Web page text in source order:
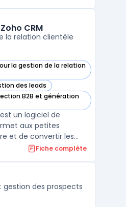
échelle en
CRM
la relation clientèle
la gestion de la relation
dans cette catégorie
des leads
dans cette catégorie
B2B et génération
dans cette catégorie
un logiciel de
aux petites
et de convertir les
fonctionnalités telles
les utilisateurs
Fiche complète
gestion des prospects